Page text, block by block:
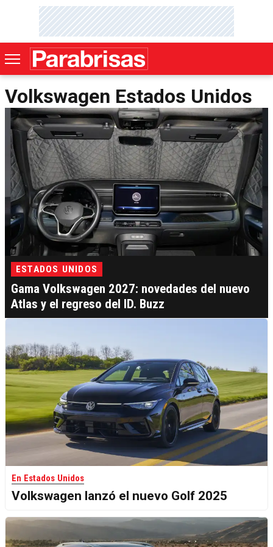
Volkswagen Estados Unidos
ESTADOS UNIDOS
Gama Volkswagen 2027: novedades del nuevo
Atlas y el regreso del ID. Buzz
En Estados Unidos
Volkswagen lanzó el nuevo Golf 2025